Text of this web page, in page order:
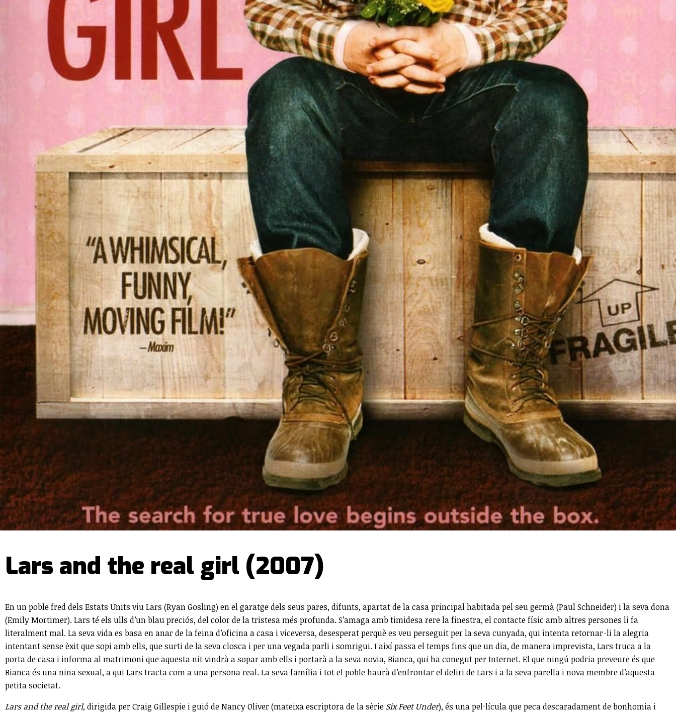
Lars and the real girl (2007)
En un poble fred dels Estats Units viu Lars (Ryan Gosling) en el garatge dels seus pares, difunts, apartat de la casa principal habitada pel seu germà (Paul Schneider) i la seva dona
(Emily Mortimer). Lars té els ulls d’un blau preciós, del color de la tristesa més profunda. S’amaga amb timidesa rere la finestra, el contacte físic amb altres persones li fa
literalment mal. La seva vida es basa en anar de la feina d’oficina a casa i viceversa, desesperat perquè es veu perseguit per la seva cunyada, qui intenta retornar-li la alegria
intentant sense èxit que sopi amb ells, que surti de la seva closca i per una vegada parli i somrigui. I així passa el temps fins que un dia, de manera imprevista, Lars truca a la
porta de casa i informa al matrimoni que aquesta nit vindrà a sopar amb ells i portarà a la seva novia, Bianca, qui ha conegut per Internet. El que ningú podria preveure és que
Bianca és una nina sexual, a qui Lars tracta com a una persona real. La seva família i tot el poble haurà d’enfrontar el deliri de Lars i a la seva parella i nova membre d’aquesta
petita societat.
Lars and the real girl, dirigida per Craig Gillespie i guió de Nancy Oliver (mateixa escriptora de la sèrie Six Feet Under), és una pel·lícula que peca descaradament de bonhomia i